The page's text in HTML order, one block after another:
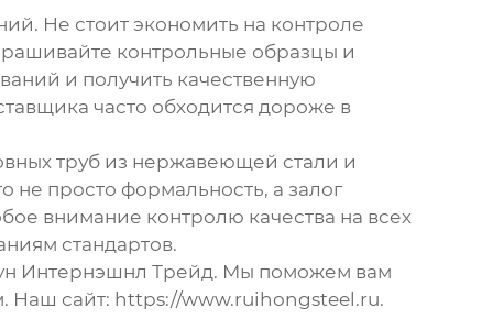
Не стоит экономить на контроле
контрольные образцы и
и получить качественную
часто обходится дороже в
труб из нержавеющей стали и
не просто формальность, а залог
внимание контролю качества на всех
стандартов.
Интернэшнл Трейд. Мы поможем вам
Наш сайт: https://www.ruihongsteel.ru.